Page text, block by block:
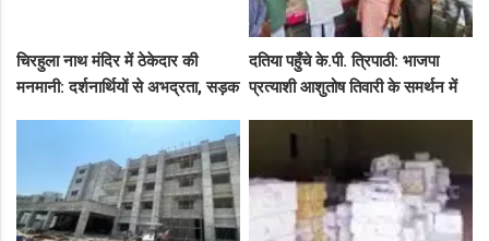
चिरहुला नाथ मंदिर में ठेकेदार की
मनमानी: दर्शनार्थियों से अभद्रता, सड़क
दतिया पहुँचे के.पी. त्रिपाठी: भाजपा
प्रत्याशी आशुतोष तिवारी के समर्थन में